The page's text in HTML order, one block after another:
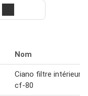
Nom
Ciano filtre intérieur
cf-80